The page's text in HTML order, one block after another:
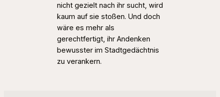
nicht gezielt nach ihr sucht, wird
kaum auf sie stoßen. Und doch
wäre es mehr als
gerechtfertigt, ihr Andenken
bewusster im Stadtgedächtnis
zu verankern.